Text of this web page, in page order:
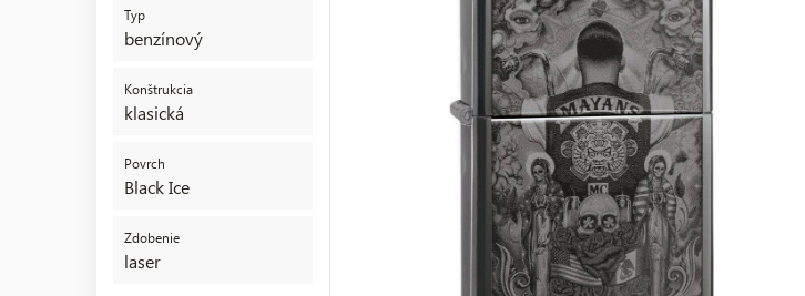
Typ
benzínový
Konštrukcia
klasická
Povrch
Black Ice
Zdobenie
laser